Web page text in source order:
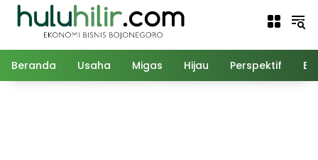
Langsung
Beranda Usaha Migas Hijau Perspektif